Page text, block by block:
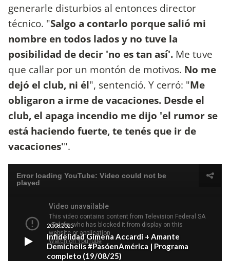
generarle disturbios al entonces director
técnico. "Salgo a contarlo porque salió mi
nombre en todos lados y no tuve la
posibilidad de decir 'no es tan así'. Me tuve
que callar por un montón de motivos. No me
dejó el club, ni él", sentenció. Y cerró: "Me
obligaron a irme de vacaciones. Desde el
club, el apaga incendio me dijo 'el rumor se
está haciendo fuerte, te tenés que ir de
vacaciones'".